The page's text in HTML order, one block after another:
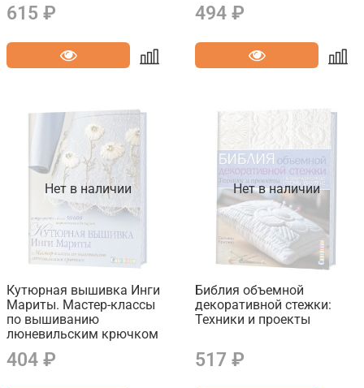
615 ₽ 494 ₽
Нет в наличии
Кутюрная вышивка Инги
Мариты. Мастер-классы
по вышиванию
люневильским крючком
404 ₽
Нет в наличии
Библия объемной
декоративной стежки:
Техники и проекты
517 ₽